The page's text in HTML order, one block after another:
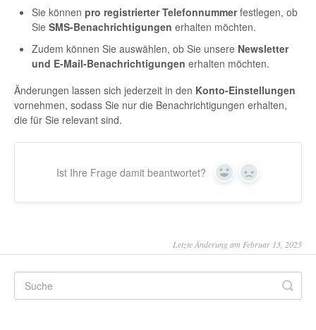
Sie können pro registrierter Telefonnummerfestlegen, ob
Sie SMS-Benachrichtigungen erhalten möchten.
Zudem können Sie auswählen, ob Sie unsere Newsletter
und E-Mail-Benachrichtigungen erhalten möchten.
Änderungen lassen sich jederzeit in den Konto-Einstellungen
vornehmen, sodass Sie nur die Benachrichtigungen erhalten,
die für Sie relevant sind.
Ist Ihre Frage damit beantwortet? Yes No
Letzte Änderung am Februar 13, 2025